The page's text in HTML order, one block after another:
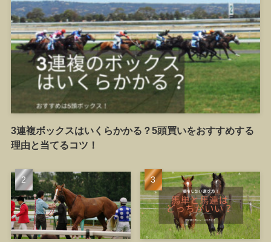
3連複ボックスはいくらかかる？5頭買いをおすすめする
理由と当てるコツ！